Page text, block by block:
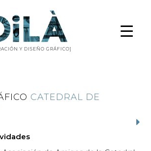
Y DISEÑO GRÁFICO]
CATEDRAL DE